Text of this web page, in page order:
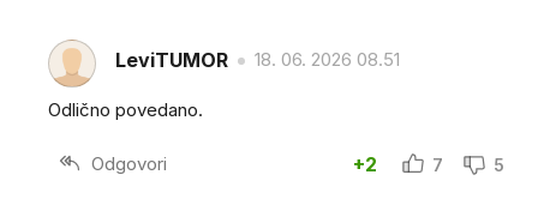
LeviTUMOR 18. 06. 2026 08.51
Odlično povedano.
Odgovori +2 7 5